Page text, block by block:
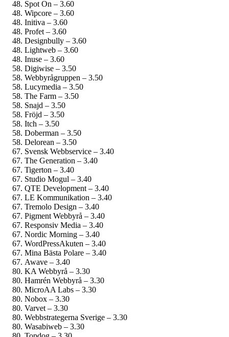
Spot On – 3.60
Wipcore – 3.60
Initiva – 3.60
Profet – 3.60
Designbully – 3.60
Lightweb – 3.60
Inuse – 3.60
Digiwise – 3.50
Webbyrågruppen – 3.50
Lucymedia – 3.50
The Farm – 3.50
Snajd – 3.50
Fröjd – 3.50
Itch – 3.50
Doberman – 3.50
Delorean – 3.50
Svensk Webbservice – 3.40
The Generation – 3.40
Tigerton – 3.40
Studio Mogul – 3.40
QTE Development – 3.40
LE Kommunikation – 3.40
Tremolo Design – 3.40
Pigment Webbyrå – 3.40
Responsiv Media – 3.40
Nordic Morning – 3.40
WordPressAkuten – 3.40
Mina Bästa Polare – 3.40
Awave – 3.40
KA Webbyrå – 3.30
Hamrén Webbyrå – 3.30
MicroAA Labs – 3.30
Nobox – 3.30
Varvet – 3.30
Webbstrategerna Sverige – 3.30
Wasabiweb – 3.30